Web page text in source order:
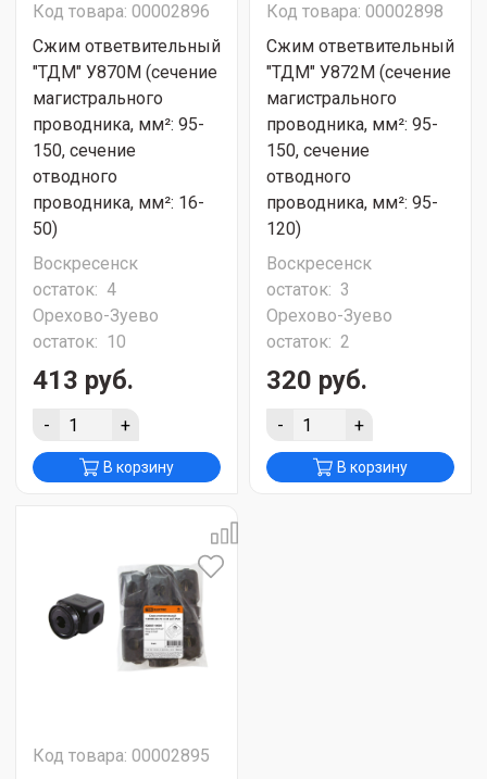
Код товара: 00002896
Сжим ответвительный
"ТДМ" У870М (сечение
магистрального
проводника, мм²: 95-
150, сечение
отводного
проводника, мм²: 16-
50)
Воскресенск
остаток: 4
Орехово-Зуево
остаток: 10
413 руб.
- +
В корзину
Код товара: 00002898
Сжим ответвительный
"ТДМ" У872М (сечение
магистрального
проводника, мм²: 95-
150, сечение
отводного
проводника, мм²: 95-
120)
Воскресенск
остаток: 3
Орехово-Зуево
остаток: 2
320 руб.
- +
В корзину
Код товара: 00002895